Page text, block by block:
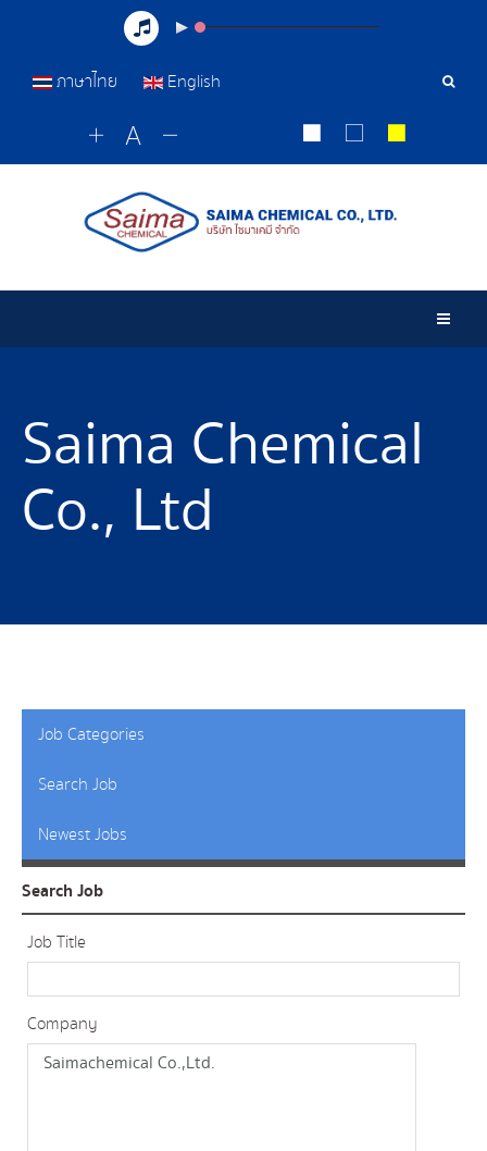
ภาษาไทย English
Saima Chemical
Co., Ltd
Job Categories
Search Job
Newest Jobs
Search Job
Job Title
Company